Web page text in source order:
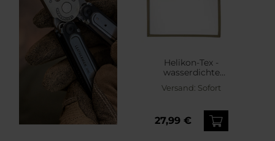
Helikon-Tex -
wasserdichte
Kartentasche - MultiCam
Versand: Sofort
27,99 €